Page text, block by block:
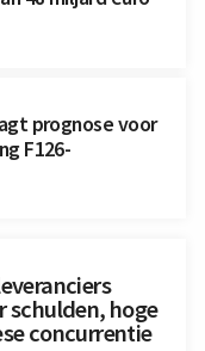
prognose voor
F126-
schulden, hoge
concurrentie